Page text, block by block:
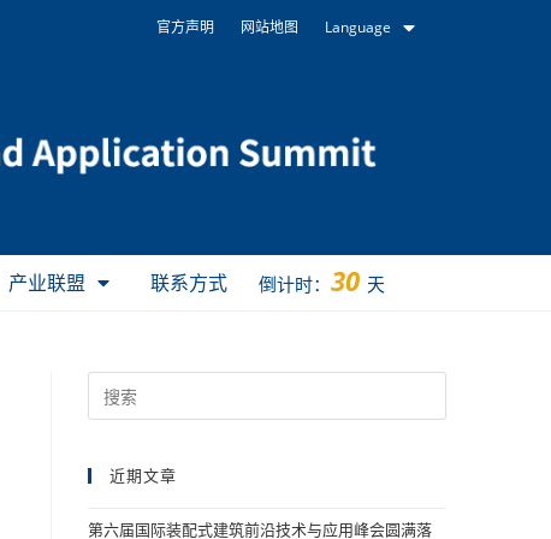
官方声明 网站地图 Language
产业联盟 联系方式 倒计时： 30 天
近期文章
第六届国际装配式建筑前沿技术与应用峰会圆满落